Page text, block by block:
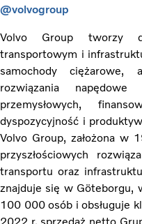
@volvogroup
Volvo Group tworzy
transportowym i
samochody ciężarowe,
rozwiązania
przemysłowych,
dyspozycyjność i
Volvo Group, założona w
przyszłościowych
transportu oraz
znajduje się w Göteborgu,
100 000 osób i obsługuje